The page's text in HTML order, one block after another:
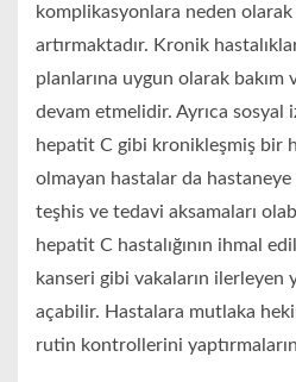
komplikasyonlara neden
artırmaktadır. Kronik
planlarına uygun olarak bakım
devam etmelidir. Ayrıca sosyal
hepatit C gibi kronikleşmiş bir
olmayan hastalar da
teşhis ve tedavi aksamaları
hepatit C hastalığının ihmal
kanseri gibi vakaların ilerleyen
açabilir. Hastalara mutlaka
rutin kontrollerini